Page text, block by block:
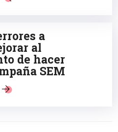
a
al
de hacer
SEM